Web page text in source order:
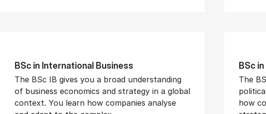
BSc in In­ter­na­tion­al Busi­ness
The BSc IB gives you a broad understanding
of business economics and strategy in a global
context. You learn how companies analyse
BSc
The
how